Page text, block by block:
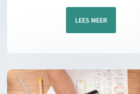
LEES MEER